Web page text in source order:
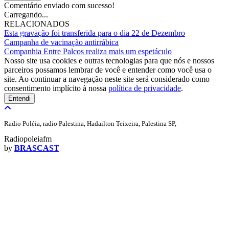
Comentário enviado com sucesso!
Carregando...
RELACIONADOS
Esta gravação foi transferida para o dia 22 de Dezembro
Campanha de vacinação antirrábica
Companhia Entre Palcos realiza mais um espetáculo
Nosso site usa cookies e outras tecnologias para que nós e nossos
parceiros possamos lembrar de você e entender como você usa o
site. Ao continuar a navegação neste site será considerado como
consentimento implícito à nossa política de privacidade.
Entendi
Radio Poléia, radio Palestina, Hadailton Teixeira, Palestina SP,
Radiopoleiafm
by BRASCAST